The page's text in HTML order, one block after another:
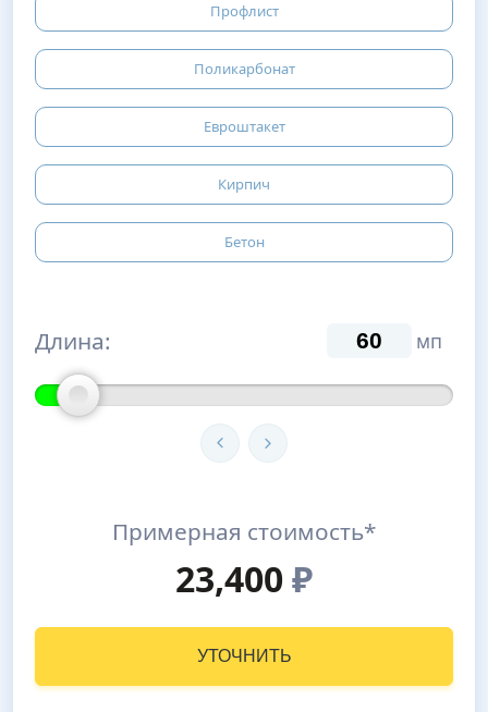
Профлист
Поликарбонат
Евроштакет
Кирпич
Бетон
Длина: мп
Примерная стоимость*
23,400₽
УТОЧНИТЬ